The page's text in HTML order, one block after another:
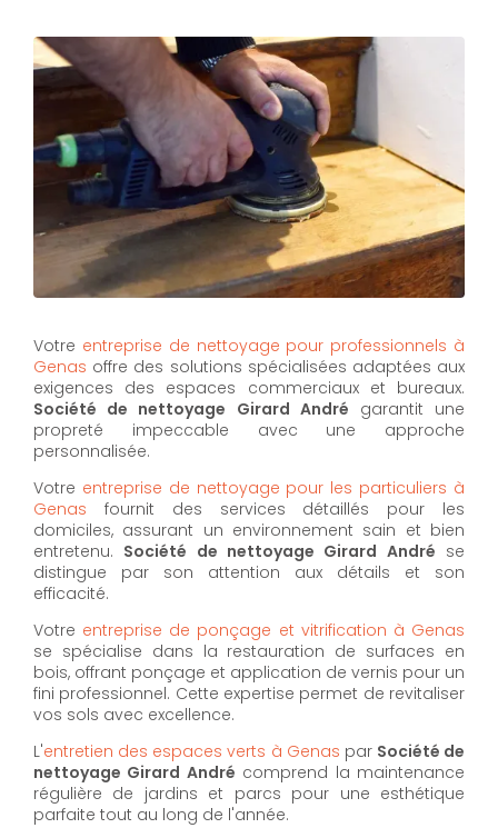
Votre entreprise de nettoyage pour professionnels à
Genas offre des solutions spécialisées adaptées aux
exigences des espaces commerciaux et bureaux.
Société de nettoyage Girard André garantit une
propreté impeccable avec une approche
personnalisée.
Votre entreprise de nettoyage pour les particuliers à
Genas fournit des services détaillés pour les
domiciles, assurant un environnement sain et bien
entretenu. Société de nettoyage Girard André se
distingue par son attention aux détails et son
efficacité.
Votre entreprise de ponçage et vitrification à Genas
se spécialise dans la restauration de surfaces en
bois, offrant ponçage et application de vernis pour un
fini professionnel. Cette expertise permet de revitaliser
vos sols avec excellence.
L'entretien des espaces verts à Genas par Société de
nettoyage Girard André comprend la maintenance
régulière de jardins et parcs pour une esthétique
parfaite tout au long de l'année.